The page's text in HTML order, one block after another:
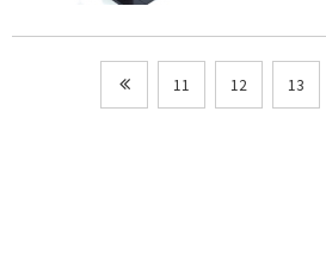
11 12 13